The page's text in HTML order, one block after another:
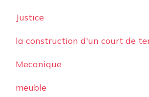
Justice
la construction d'un court de
Mecanique
meuble